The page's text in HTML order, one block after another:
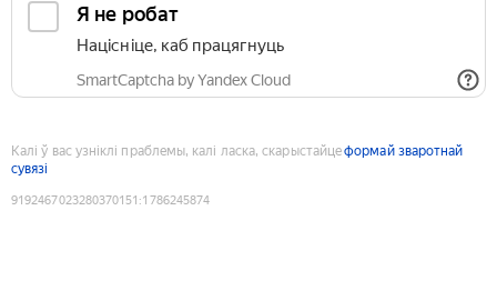
Я не робат
Націсніце, каб працягнуць
SmartCaptcha by Yandex Cloud
Калі ў вас узніклі праблемы, калі ласка, скарыстайцеформай зваротнай
сувязі
9192467023280370151 :1786245874